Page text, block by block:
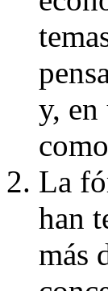
y, en
La
han
más